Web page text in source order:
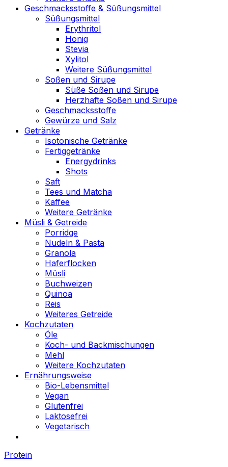
Geschmacksstoffe & Süßungsmittel
Süßungsmittel
Erythritol
Honig
Stevia
Xylitol
Weitere Süßungsmittel
Soßen und Sirupe
Süße Soßen und Sirupe
Herzhafte Soßen und Sirupe
Geschmacksstoffe
Gewürze und Salz
Getränke
Isotonische Getränke
Fertiggetränke
Energydrinks
Shots
Saft
Tees und Matcha
Kaffee
Weitere Getränke
Müsli & Getreide
Porridge
Nudeln & Pasta
Granola
Haferflocken
Müsli
Buchweizen
Quinoa
Reis
Weiteres Getreide
Kochzutaten
Öle
Koch- und Backmischungen
Mehl
Weitere Kochzutaten
Ernährungsweise
Bio-Lebensmittel
Vegan
Glutenfrei
Laktosefrei
Vegetarisch
Protein